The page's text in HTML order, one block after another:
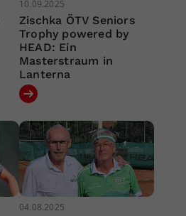
10.09.2025
Zischka ÖTV Seniors
Trophy powered by
HEAD: Ein
Masterstraum in
Lanterna
04.08.2025